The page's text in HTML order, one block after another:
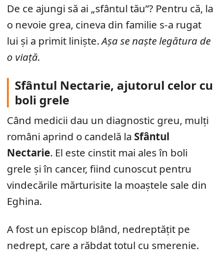
De ce ajungi să ai „sfântul tău”? Pentru că, la
o nevoie grea, cineva din familie s-a rugat
lui și a primit liniște.Așa se naște legătura de
o viață.
Sfântul Nectarie, ajutorul celor cu
boli grele
Când medicii dau un diagnostic greu, mulți
români aprind o candelă la Sfântul
Nectarie. El este cinstit mai ales în boli
grele și în cancer, fiind cunoscut pentru
vindecările mărturisite la moaștele sale din
Eghina.
A fost un episcop blând, nedreptățit pe
nedrept, care a răbdat totul cu smerenie.